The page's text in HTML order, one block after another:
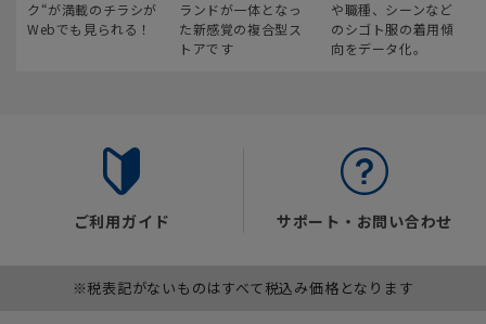
ク“が満載のチラシが
Webでも見られる！
ランドが一体となっ
た新感覚の複合型ス
トアです
や職種、シーンなど
のシゴト服の着用傾
向をデータ化。
ご利用ガイド サポート・お問い合わせ
※税表記がないものはすべて税込み価格となります